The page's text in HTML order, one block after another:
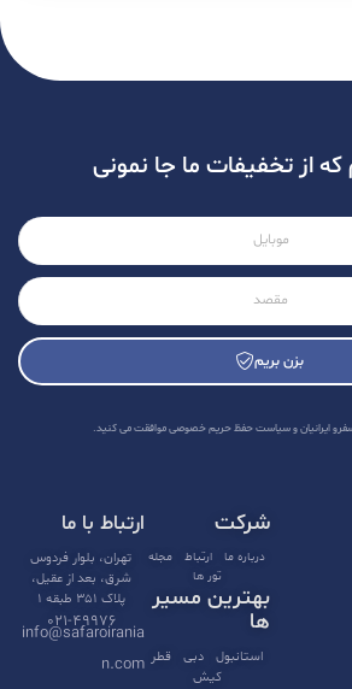
از تخفیفات ما جا نمونی
بزن بریم
سفرو ایرانیان و سیاست حفظ حریم خصوصی موافقت می کنید.
شرکت
درباره ما ارتباط
مجله
تور ها
بهترین مسیر
ها
استانبول دبی
قطر
کیش
ارتباط با ما
تهران، بلوار فردوس
شرق، بعد از عقیل،
پلاک ۳۵۱ طبقه ۱
۰۲۱-۴۹۹۷۶
info@safaroirania
n.com